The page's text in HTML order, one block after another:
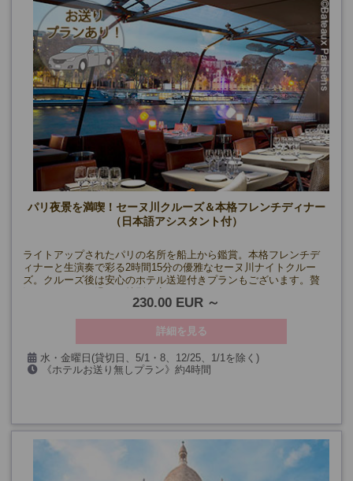
パリ夜景を満喫！セーヌ川クルーズ＆本格フレンチディナー
（日本語アシスタント付）
ライトアップされたパリの名所を船上から鑑賞。本格フレンチデ
ィナーと生演奏で彩る2時間15分の優雅なセーヌ川ナイトクルー
ズ。クルーズ後は安心のホテル送迎付きプランもございます。贅
230.00 EUR
詳細を見る
水・金曜日(貸切日、5/1・8、12/25、1/1を除く)
《ホテルお送り無しプラン》約4時間